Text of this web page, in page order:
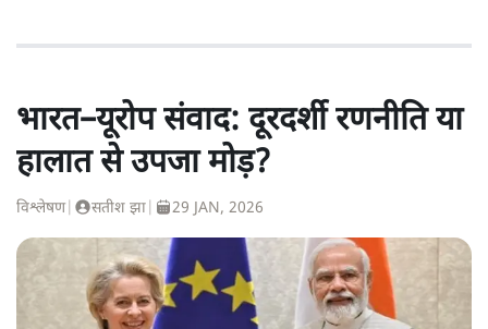
भारत–यूरोप संवाद: दूरदर्शी रणनीति या
हालात से उपजा मोड़?
विश्लेषण| सतीश झा 29 JAN, 2026